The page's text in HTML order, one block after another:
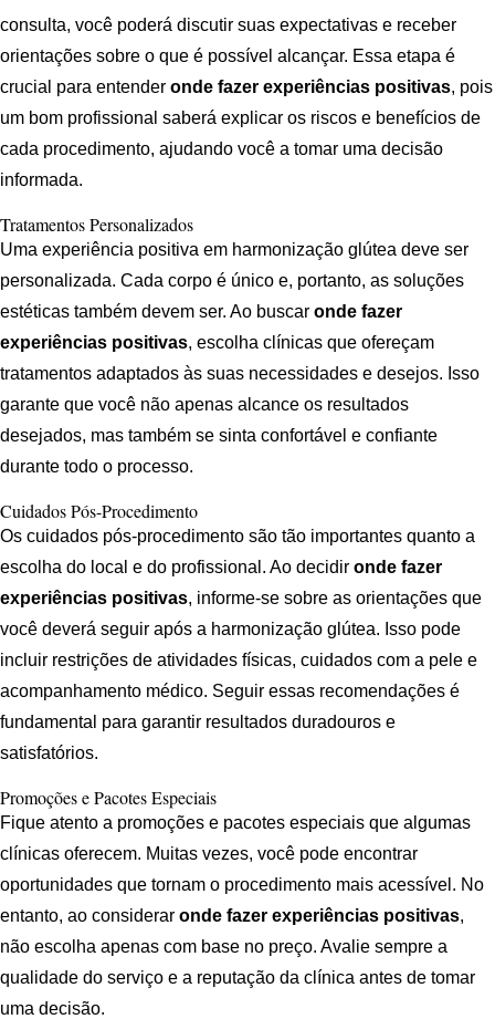
consulta, você poderá discutir suas expectativas e receber
orientações sobre o que é possível alcançar. Essa etapa é
crucial para entender onde fazer experiências positivas, pois
um bom profissional saberá explicar os riscos e benefícios de
cada procedimento, ajudando você a tomar uma decisão
informada.
Tratamentos Personalizados
Uma experiência positiva em harmonização glútea deve ser
personalizada. Cada corpo é único e, portanto, as soluções
estéticas também devem ser. Ao buscar onde fazer
experiências positivas, escolha clínicas que ofereçam
tratamentos adaptados às suas necessidades e desejos. Isso
garante que você não apenas alcance os resultados
desejados, mas também se sinta confortável e confiante
durante todo o processo.
Cuidados Pós-Procedimento
Os cuidados pós-procedimento são tão importantes quanto a
escolha do local e do profissional. Ao decidir onde fazer
experiências positivas, informe-se sobre as orientações que
você deverá seguir após a harmonização glútea. Isso pode
incluir restrições de atividades físicas, cuidados com a pele e
acompanhamento médico. Seguir essas recomendações é
fundamental para garantir resultados duradouros e
satisfatórios.
Promoções e Pacotes Especiais
Fique atento a promoções e pacotes especiais que algumas
clínicas oferecem. Muitas vezes, você pode encontrar
oportunidades que tornam o procedimento mais acessível. No
entanto, ao considerar onde fazer experiências positivas,
não escolha apenas com base no preço. Avalie sempre a
qualidade do serviço e a reputação da clínica antes de tomar
uma decisão.